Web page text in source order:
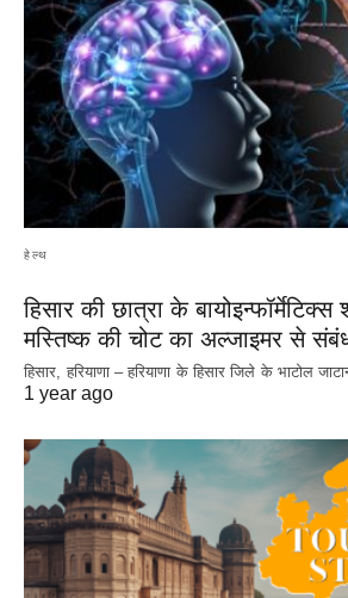
हेल्थ
हिसार की छात्रा के बायोइन्फॉर्मेटिक्स
मस्तिष्क की चोट का अल्जाइमर से
हिसार, हरियाणा – हरियाणा के हिसार जिले के भाटोल
1 year ago